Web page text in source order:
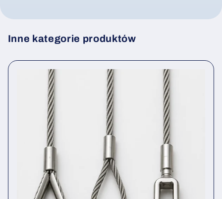
Inne kategorie produktów